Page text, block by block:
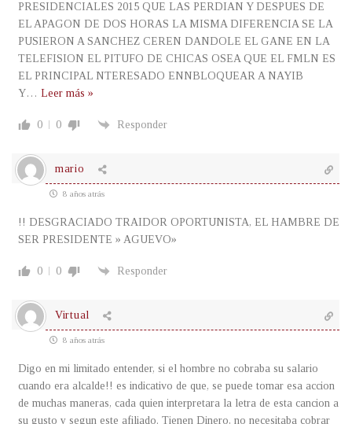
PRESIDENCIALES 2015 QUE LAS PERDIAN Y DESPUES DE
EL APAGON DE DOS HORAS LA MISMA DIFERENCIA SE LA
PUSIERON A SANCHEZ CEREN DANDOLE EL GANE EN LA
TELEFISION EL PITUFO DE CHICAS OSEA QUE EL FMLN ES
EL PRINCIPAL NTERESADO ENNBLOQUEAR A NAYIB
Y… Leer más »
0 0 Responder
mario
8 años atrás
!! DESGRACIADO TRAIDOR OPORTUNISTA, EL HAMBRE DE
SER PRESIDENTE » AGUEVO»
0 0 Responder
Virtual
8 años atrás
Digo en mi limitado entender, si el hombre no cobraba su salario
cuando era alcalde!! es indicativo de que, se puede tomar esa accion
de muchas maneras, cada quien interpretara la letra de esta cancion a
su gusto y segun este afiliado. Tienen Dinero, no necesitaba cobrar